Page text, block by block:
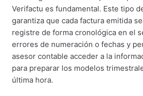
Verifactu es fundamental. Este tipo
garantiza que cada factura emitida
registre de forma cronológica en el
errores de numeración o fechas y
asesor contable acceder a la
para preparar los modelos
última hora.